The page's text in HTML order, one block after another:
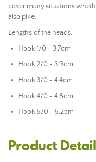
cover many situations
also pike.
Lengths of the heads:
Hook 1/0 - 3.7cm
Hook 2/0 - 3.9cm
Hook 3/0 - 4.4cm
Hook 4/0 - 4.8cm
Hook 5/0 - 5.2cm
Product